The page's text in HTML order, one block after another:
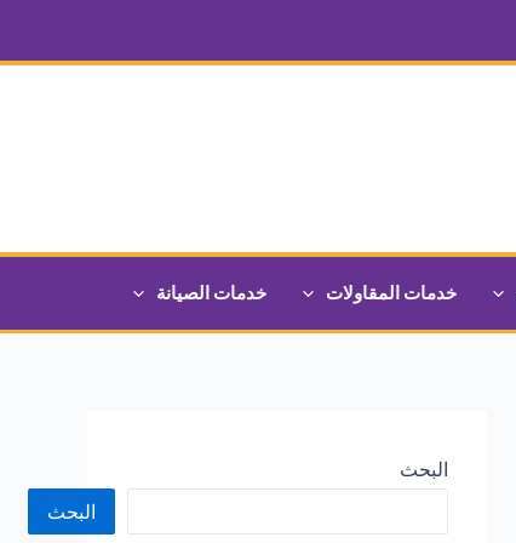
خدمات المقاولات خدمات الصيانة
البحث
البحث